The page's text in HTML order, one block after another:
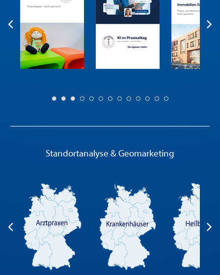
Standortanalyse & Geomarketing